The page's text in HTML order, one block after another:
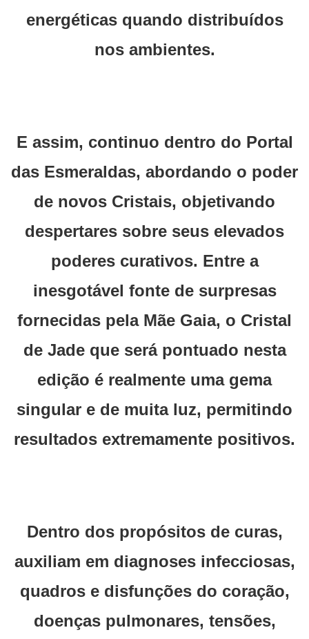
energéticas quando distribuídos
nos ambientes.
E assim, continuo dentro do Portal
das Esmeraldas, abordando o poder
de novos Cristais, objetivando
despertares sobre seus elevados
poderes curativos. Entre a
inesgotável fonte de surpresas
fornecidas pela Mãe Gaia, o Cristal
de Jade que será pontuado nesta
edição é realmente uma gema
singular e de muita luz, permitindo
resultados extremamente positivos.
Dentro dos propósitos de curas,
auxiliam em diagnoses infecciosas,
quadros e disfunções do coração,
doenças pulmonares, tensões,